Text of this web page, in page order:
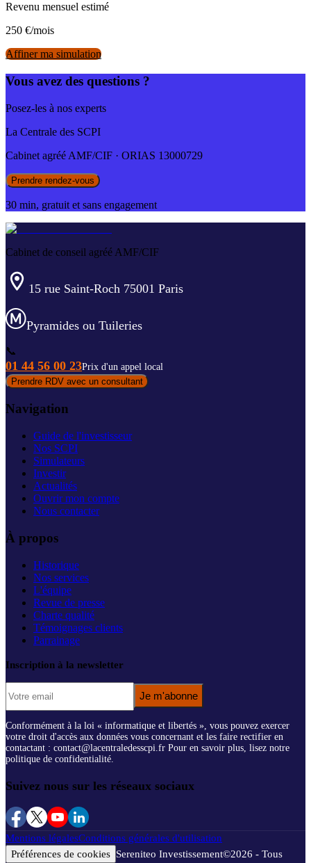
Revenu mensuel estimé
250 €/mois
Affiner ma simulation
Vous avez des questions ?
Posez-les à nos experts
La Centrale des SCPI
Cabinet agréé AMF/CIF · ORIAS 13000729
Prendre rendez-vous
30 min, gratuit et sans engagement
Cabinet de conseil agréé AMF/CIF
15 rue Saint-Roch 75001 Paris
Pyramides ou Tuileries
📞
01 44 56 00 23Prix d'un appel local
Prendre RDV avec un consultant
Navigation
Guide de l'investisseur
Nos SCPI
Simulateurs
Investir
Actualités
Ouvrir mon compte
Nous contacter
À propos
Historique
Nos services
L'équipe
Revue de presse
Charte qualité
Témoignages clients
Parrainage
Inscription à la newsletter
Je m'abonne
Conformément à la loi « informatique et libertés », vous pouvez exercer
votre droit d'accès aux données vous concernant et les faire rectifier en
contactant : contact@lacentraledesscpi.fr Pour en savoir plus, lisez notre
politique de confidentialité.
Suivez nous sur les réseaux sociaux
Mentions légalesConditions générales d'utilisation
Préférences de cookies Sereniteo Investissement©2026 - Tous